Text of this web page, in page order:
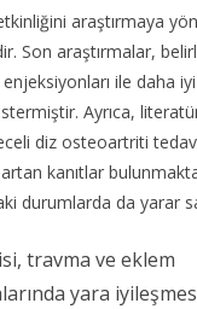
araştırmaya
Son araştırmalar,
enjeksiyonları ile daha
Ayrıca,
diz osteoartriti
kanıtlar
durumlarda da yarar
travma ve eklem
yara